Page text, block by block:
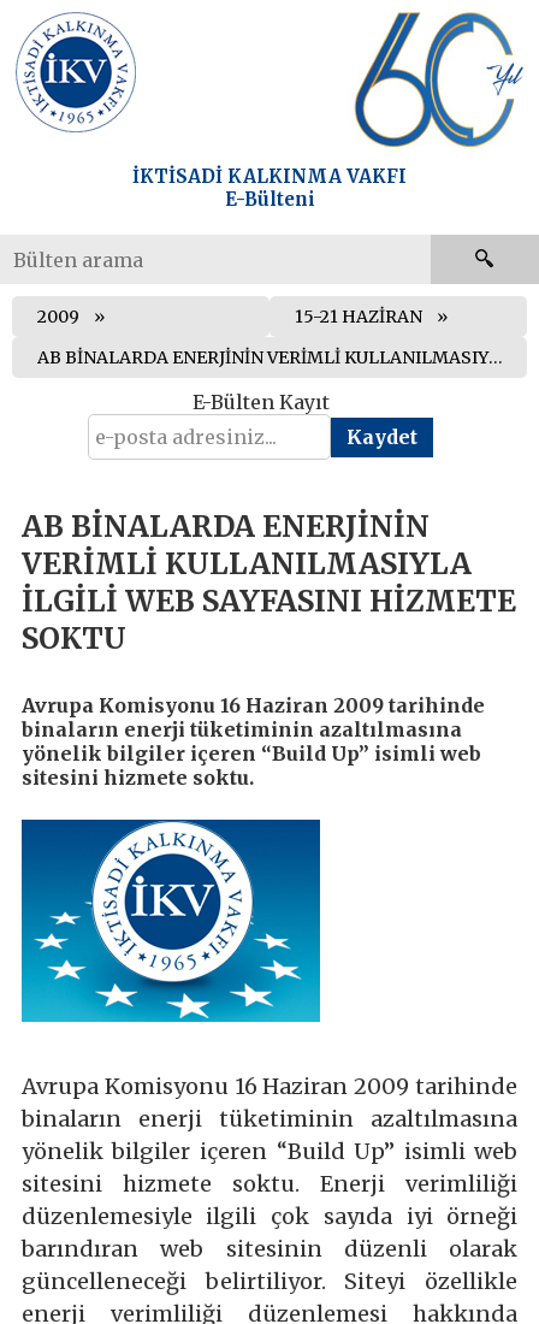
İKTİSADİ KALKINMA VAKFI
E-Bülteni
2009
15-21 HAZİRAN
AB BİNALARDA ENERJİNİN VERİMLİ KULLANILMASIYLA İLGİLİ WEB SAYFASINI HİZMETE SOKTU
E-Bülten Kayıt
AB BİNALARDA ENERJİNİN
VERİMLİ KULLANILMASIYLA
İLGİLİ WEB SAYFASINI HİZMETE
SOKTU
Avrupa Komisyonu 16 Haziran 2009 tarihinde
binaların enerji tüketiminin azaltılmasına
yönelik bilgiler içeren “Build Up” isimli web
sitesini hizmete soktu.
Avrupa Komisyonu 16 Haziran 2009 tarihinde
binaların enerji tüketiminin azaltılmasına
yönelik bilgiler içeren “Build Up” isimli web
sitesini hizmete soktu. Enerji verimliliği
düzenlemesiyle ilgili çok sayıda iyi örneği
barındıran web sitesinin düzenli olarak
güncelleneceği belirtiliyor. Siteyi özellikle
enerji verimliliği düzenlemesi hakkında